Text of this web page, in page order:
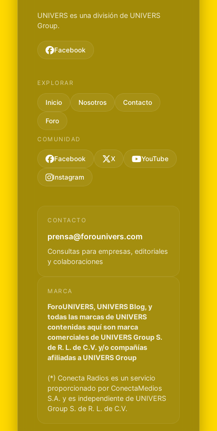
UNIVERS es una división de UNIVERS
Group.
Facebook
EXPLORAR
Inicio Nosotros Contacto
Foro
COMUNIDAD
Facebook X YouTube
Instagram
CONTACTO
prensa@forounivers.com
Consultas para empresas, editoriales
y colaboraciones
MARCA
ForoUNIVERS, UNIVERS Blog, y
todas las marcas de UNIVERS
contenidas aquí son marca
comerciales de UNIVERS Group S.
de R. L. de C.V. y/o compañías
afiliadas a UNIVERS Group
(*) Conecta Radios es un servicio
proporcionado por ConectaMedios
S.A. y es independiente de UNIVERS
Group S. de R. L. de C.V.